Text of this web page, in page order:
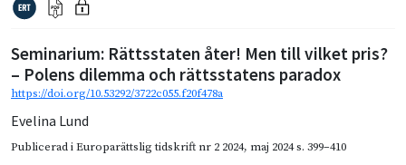
Seminarium: Rättsstaten åter! Men till vilket pris?
– Polens dilemma och rättsstatens paradox
https://doi.org/10.53292/3722c055.f20f478a
Evelina Lund
Publicerad iEuroparättslig tidskrift nr 2 2024, maj 2024s. 399–410